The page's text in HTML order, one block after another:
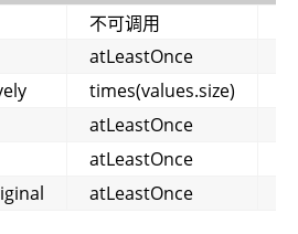
不可调用
atLeastOnce
times(values.size)
atLeastOnce
atLeastOnce
atLeastOnce